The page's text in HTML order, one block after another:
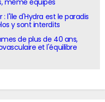
même équipés
: l'île d'Hydra est le paradis
y sont interdits
de plus de 40 ans,
et l'équilibre